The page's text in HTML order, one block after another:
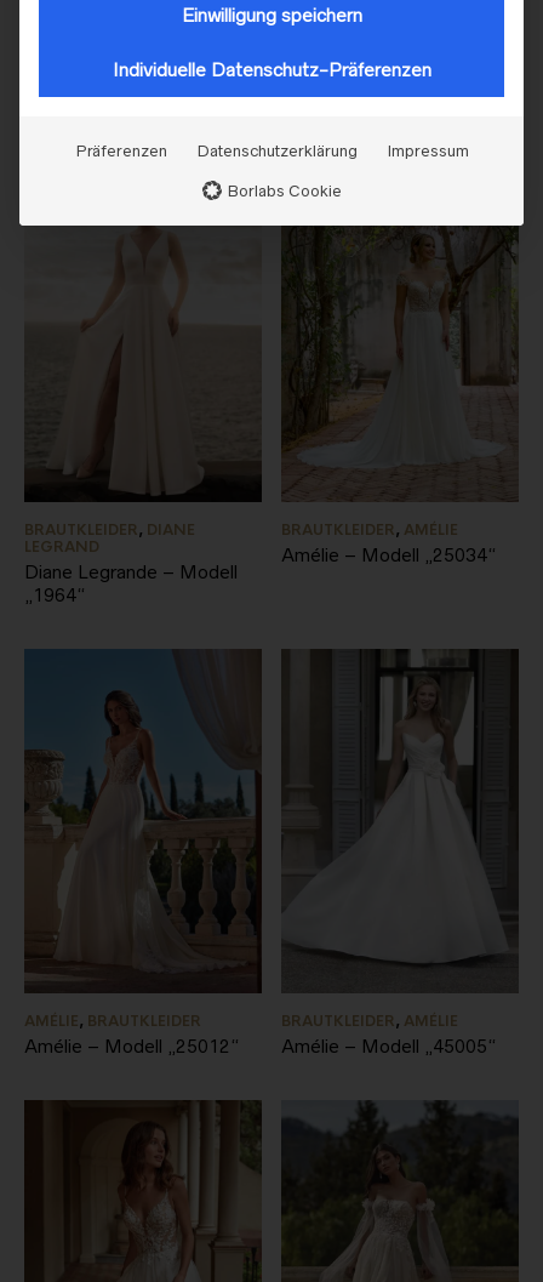
Diane Legrande – Modell
„82320“
Diane Legrande – Modell
„1960“
BRAUTKLEIDER, DIANE
LEGRAND
Diane Legrande – Modell
„1964“
BRAUTKLEIDER, AMÉLIE
Amélie – Modell „25034“
AMÉLIE, BRAUTKLEIDER
Amélie – Modell „25012“
BRAUTKLEIDER, AMÉLIE
Amélie – Modell „45005“
Einwilligung speichern
Individuelle Datenschutz-Präferenzen
Präferenzen Datenschutzerklärung Impressum
Borlabs Cookie